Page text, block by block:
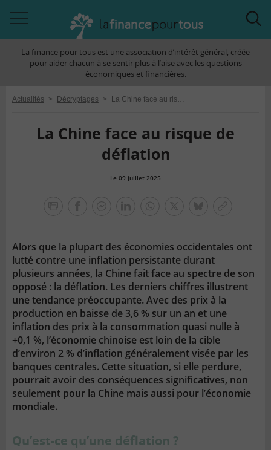
àLa finance pour tous est une association d’intérêt général, créée
pour aider chacun à se sentir plus à l’aise avec les questions
économiques et financières.
Actualités > Décryptages > La Chine face au risque de déflation
La Chine face au risque de
déflation
Le 09 juillet 2025
Alors que la plupart des économies occidentales ont
lutté contre une inflation persistante durant
plusieurs années, la Chine fait face au spectre de son
opposé : la déflation. Les derniers chiffres illustrent
une tendance préoccupante. Avec des prix à la
production en baisse de 3,6 % sur un an et une
inflation des prix à la consommation quasi nulle à
+0,1 %, l’économie chinoise est loin de la cible
d’environ 2 % d’inflation généralement visée par les
banques centrales. Cette situation, si elle perdure,
pourrait avoir des conséquences significatives, non
seulement pour la Chine mais aussi pour l’économie
mondiale.
Qu’est-ce qu’une déflation ?